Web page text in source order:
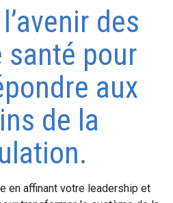
des
santé pour
aux
de la
en affinant votre leadership et